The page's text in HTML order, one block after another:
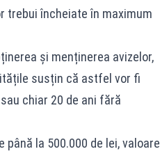
trebui încheiate în maximum
și menținerea avizelor,
susțin că astfel vor fi
chiar 20 de ani fără
la 500.000 de lei, valoare